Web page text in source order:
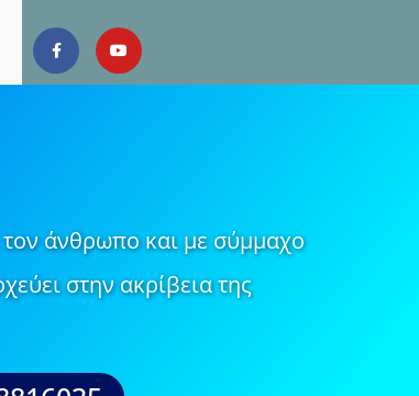
τον άνθρωπο και με σύμμαχο
στην ακρίβεια της